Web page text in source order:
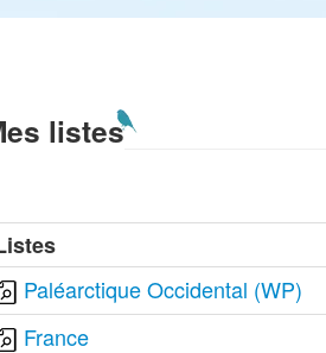
listes
Paléarctique Occidental (WP)
France